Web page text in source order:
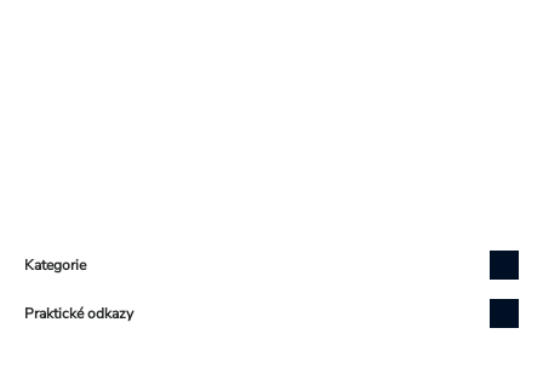
Kategorie
Praktické odkazy